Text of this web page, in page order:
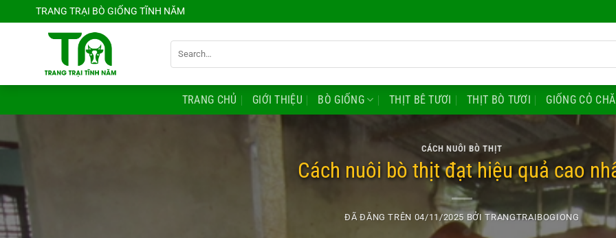
đến
TRANG TRẠI BÒ GIỐNG TĨNH NĂM
for:
TRANG CHỦ GIỚI THIỆU BÒ GIỐNG THỊT BÊ TƯƠI THỊT BÒ TƯƠI GIỐNG CỎ
CÁCH NUÔI BÒ THỊT
Cách nuôi bò thịt đạt hiệu quả cao
ĐÃ ĐĂNG TRÊN 04/11/2025 BỞITRANGTRAIBOGIONG